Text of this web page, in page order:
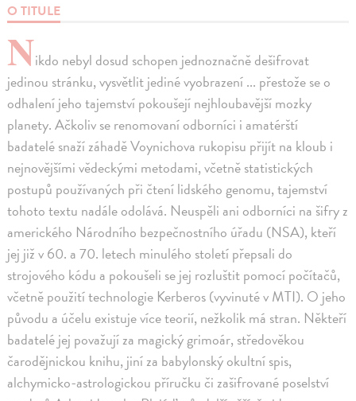
O TITULE
Nikdo nebyl dosud schopen jednoznačně dešifrovat
jedinou stránku, vysvětlit jediné vyobrazení ... přestože se o
odhalení jeho tajemství pokoušejí nejhloubavější mozky
planety. Ačkoliv se renomovaní odborníci i amatérští
badatelé snaží záhadě Voynichova rukopisu přijít na kloub i
nejnovějšími vědeckými metodami, včetně statistických
postupů používaných při čtení lidského genomu, tajemství
tohoto textu nadále odolává. Neuspěli ani odborníci na šifry z
amerického Národního bezpečnostního úřadu (NSA), kteří
jej již v 60. a 70. letech minulého století přepsali do
strojového kódu a pokoušeli se jej rozluštit pomocí počítačů,
včetně použití technologie Kerberos (vyvinuté v MTI). O jeho
původu a účelu existuje více teorií, nežkolik má stran. Někteří
badatelé jej považují za magický grimoár, středověkou
čarodějnickou knihu, jiní za babylonský okultní spis,
alchymicko-astrologickou příručku či zašifrované poselství